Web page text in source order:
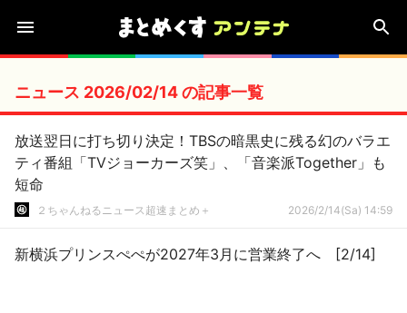
ニュース 2026/02/14 の記事一覧
放送翌日に打ち切り決定！TBSの暗黒史に残る幻のバラエ
ティ番組「TVジョーカーズ笑」、「音楽派Together」も
短命
２ちゃんねるニュース超速まとめ＋ 2026/2/14(Sa) 14:59
新横浜プリンスぺぺが2027年3月に営業終了へ [2/14]